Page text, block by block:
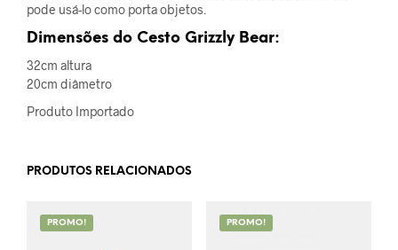
pode usá-lo como porta objetos.
Dimensões do Cesto Grizzly Bear:
32cm altura
20cm diâmetro
Produto Importado
PRODUTOS RELACIONADOS
PROMO! PROMO!